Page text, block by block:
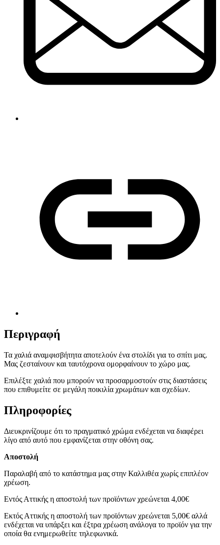
Περιγραφή
Τα χαλιά αναμφισβήτητα αποτελούν ένα στολίδι για το σπίτι μας.
Μας ζεσταίνουν και ταυτόχρονα ομορφαίνουν το χώρο μας.
Επιλέξτε χαλιά που μπορούν να προσαρμοστούν στις διαστάσεις
που επιθυμείτε σε μεγάλη ποικιλία χρωμάτων και σχεδίων.
Πληροφορίες
Διευκρινίζουμε ότι το πραγματικό χρώμα ενδέχεται να διαφέρει
λίγο από αυτό που εμφανίζεται στην οθόνη σας.
Αποστολή
Παραλαβή από το κατάστημα μας στην Καλλιθέα χωρίς επιπλέον
χρέωση.
Εντός Αττικής η αποστολή των προϊόντων χρεώνεται 4,00€
Εκτός Αττικής η αποστολή των προϊόντων χρεώνεται 5,00€ αλλά
ενδέχεται να υπάρξει και έξτρα χρέωση ανάλογα το προϊόν για την
οποία θα ενημερωθείτε τηλεφωνικά.